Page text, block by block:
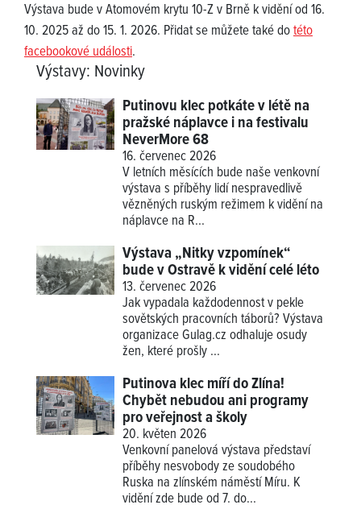
Výstava bude v Atomovém krytu 10-Z v Brně k vidění od 16.
10. 2025 až do 15. 1. 2026. Přidat se můžete také dotéto
facebookové události.
Výstavy: Novinky
Putinovu klec potkáte v létě na
pražské náplavce i na festivalu
NeverMore 68
16. červenec 2026
V letních měsících bude naše venkovní
výstava s příběhy lidí nespravedlivě
vězněných ruským režimem k vidění na
náplavce na R...
Výstava „Nitky vzpomínek“
bude v Ostravě k vidění celé léto
13. červenec 2026
Jak vypadala každodennost v pekle
sovětských pracovních táborů? Výstava
organizace Gulag.cz odhaluje osudy
žen, které prošly ...
Putinova klec míří do Zlína!
Chybět nebudou ani programy
pro veřejnost a školy
20. květen 2026
Venkovní panelová výstava představí
příběhy nesvobody ze soudobého
Ruska na zlínském náměstí Míru. K
vidění zde bude od 7. do...